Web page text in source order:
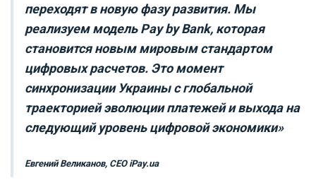
переходят в новую фазу развития. Мы
реализуем модель Pay by Bank, которая
становится новым мировым стандартом
цифровых расчетов. Это момент
синхронизации Украины с глобальной
траекторией эволюции платежей и выхода на
следующий уровень цифровой экономики»
Евгений Великанов, CEO iPay.ua